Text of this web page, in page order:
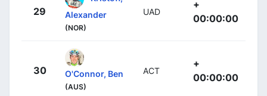
29
Alexander
(NOR)
UAD
+
00:00:00
30 O'Connor, Ben
(AUS)
ACT
+
00:00:00